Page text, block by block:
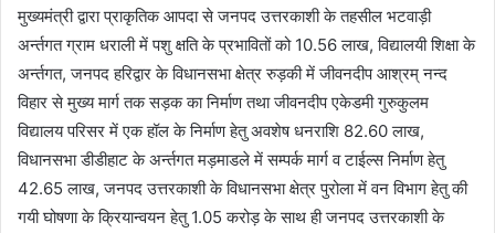
मुख्यमंत्री द्वारा प्राकृतिक आपदा से जनपद उत्तरकाशी के तहसील भटवाड़ी
अर्न्तगत ग्राम धराली में पशु क्षति के प्रभावितों को 10.56 लाख, विद्यालयी शिक्षा के
अर्न्तगत, जनपद हरिद्वार के विधानसभा क्षेत्र रुड़की में जीवनदीप आश्रम् नन्द
विहार से मुख्य मार्ग तक सड़क का निर्माण तथा जीवनदीप एकेडमी गुरुकुलम
विद्यालय परिसर में एक हॉल के निर्माण हेतु अवशेष धनराशि 82.60 लाख,
विधानसभा डीडीहाट के अर्न्तगत मड़माडले में सम्पर्क मार्ग व टाईल्स निर्माण हेतु
42.65 लाख, जनपद उत्तरकाशी के विधानसभा क्षेत्र पुरोला में वन विभाग हेतु की
गयी घोषणा के क्रियान्वयन हेतु 1.05 करोड़ के साथ ही जनपद उत्तरकाशी के